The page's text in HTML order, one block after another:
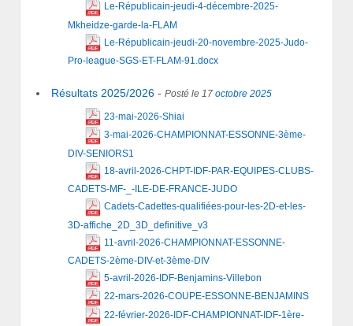
Le-Républicain-jeudi-4-décembre-2025-
Mkheidze-garde-la-FLAM
Le-Républicain-jeudi-20-novembre-2025-Judo-
Pro-league-SGS-ET-FLAM-91.docx
Résultats 2025/2026 - Posté le 17 octobre 2025
23-mai-2026-Shiai
3-mai-2026-CHAMPIONNAT-ESSONNE-3ème-
DIV-SENIORS1
18-avril-2026-CHPT-IDF-PAR-EQUIPES-CLUBS-
CADETS-MF-_-ILE-DE-FRANCE-JUDO
Cadets-Cadettes-qualifiées-pour-les-2D-et-les-
3D-affiche_2D_3D_definitive_v3
11-avril-2026-CHAMPIONNAT-ESSONNE-
CADETS-2ème-DIV-et-3ème-DIV
5-avril-2026-IDF-Benjamins-Villebon
22-mars-2026-COUPE-ESSONNE-BENJAMINS
22-février-2026-IDF-CHAMPIONNAT-IDF-1ère-